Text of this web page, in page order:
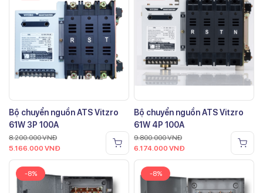
Bộ chuyển nguồn ATS Vitzro
61W 3P 100A
8.200.000VNĐ
5.166.000 VNĐ
Bộ chuyển nguồn ATS Vitzro
61W 4P 100A
9.800.000VNĐ
6.174.000 VNĐ
-8% -8%